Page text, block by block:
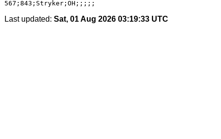
Last updated: Sat, 01 Aug 2026 03:19:33 UTC